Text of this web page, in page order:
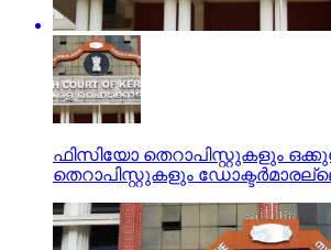
ഫിസിയോ തെറാപിസ്റ്റുകളും
തെറാപിസ്റ്റുകളും